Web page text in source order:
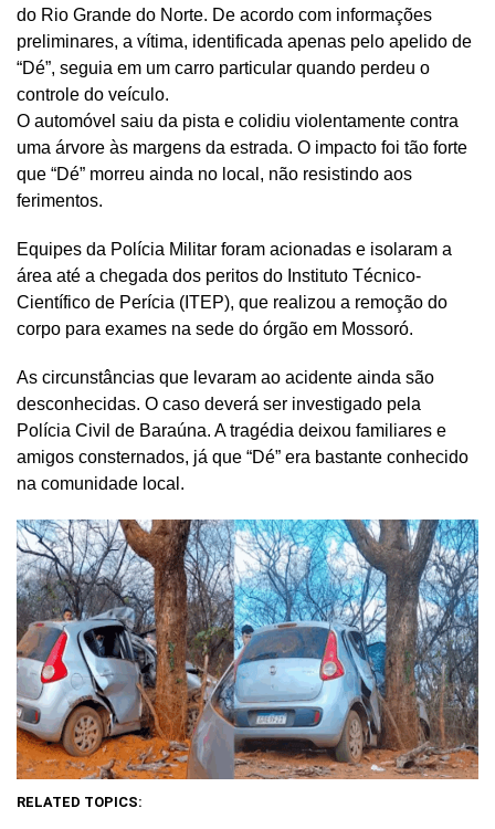
do Rio Grande do Norte. De acordo com informações
preliminares, a vítima, identificada apenas pelo apelido de
“Dé”, seguia em um carro particular quando perdeu o
controle do veículo.
O automóvel saiu da pista e colidiu violentamente contra
uma árvore às margens da estrada. O impacto foi tão forte
que “Dé” morreu ainda no local, não resistindo aos
ferimentos.
Equipes da Polícia Militar foram acionadas e isolaram a
área até a chegada dos peritos do Instituto Técnico-
Científico de Perícia (ITEP), que realizou a remoção do
corpo para exames na sede do órgão em Mossoró.
As circunstâncias que levaram ao acidente ainda são
desconhecidas. O caso deverá ser investigado pela
Polícia Civil de Baraúna. A tragédia deixou familiares e
amigos consternados, já que “Dé” era bastante conhecido
na comunidade local.
RELATED TOPICS: